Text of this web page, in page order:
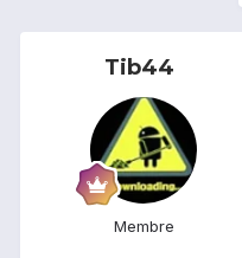
Tib44
Membre